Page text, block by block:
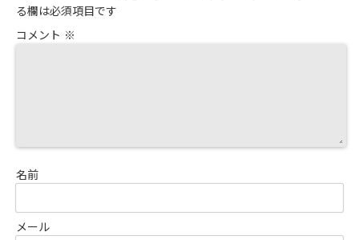
る欄は必須項目です
コメント ※
名前
メール